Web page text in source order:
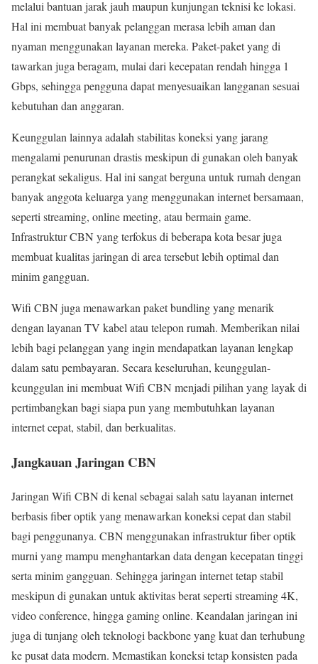
melalui bantuan jarak jauh maupun kunjungan teknisi ke lokasi.
Hal ini membuat banyak pelanggan merasa lebih aman dan
nyaman menggunakan layanan mereka. Paket-paket yang di
tawarkan juga beragam, mulai dari kecepatan rendah hingga 1
Gbps, sehingga pengguna dapat menyesuaikan langganan sesuai
kebutuhan dan anggaran.
Keunggulan lainnya adalah stabilitas koneksi yang jarang
mengalami penurunan drastis meskipun di gunakan oleh banyak
perangkat sekaligus. Hal ini sangat berguna untuk rumah dengan
banyak anggota keluarga yang menggunakan internet bersamaan,
seperti streaming, online meeting, atau bermain game.
Infrastruktur CBN yang terfokus di beberapa kota besar juga
membuat kualitas jaringan di area tersebut lebih optimal dan
minim gangguan.
Wifi CBN juga menawarkan paket bundling yang menarik
dengan layanan TV kabel atau telepon rumah. Memberikan nilai
lebih bagi pelanggan yang ingin mendapatkan layanan lengkap
dalam satu pembayaran. Secara keseluruhan, keunggulan-
keunggulan ini membuat Wifi CBN menjadi pilihan yang layak di
pertimbangkan bagi siapa pun yang membutuhkan layanan
internet cepat, stabil, dan berkualitas.
Jangkauan Jaringan CBN
Jaringan Wifi CBN di kenal sebagai salah satu layanan internet
berbasis fiber optik yang menawarkan koneksi cepat dan stabil
bagi penggunanya. CBN menggunakan infrastruktur fiber optik
murni yang mampu menghantarkan data dengan kecepatan tinggi
serta minim gangguan. Sehingga jaringan internet tetap stabil
meskipun di gunakan untuk aktivitas berat seperti streaming 4K,
video conference, hingga gaming online. Keandalan jaringan ini
juga di tunjang oleh teknologi backbone yang kuat dan terhubung
ke pusat data modern. Memastikan koneksi tetap konsisten pada